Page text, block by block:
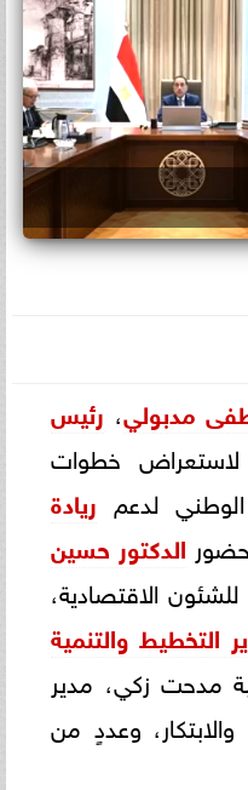
مدبولي، رئيس
لاستعراض خطوات
الوطني لدعم ريادة
الدكتور حسين
الاقتصادية،
التخطيط والتنمية
مدحت زكي، مدير
وعددٍ من